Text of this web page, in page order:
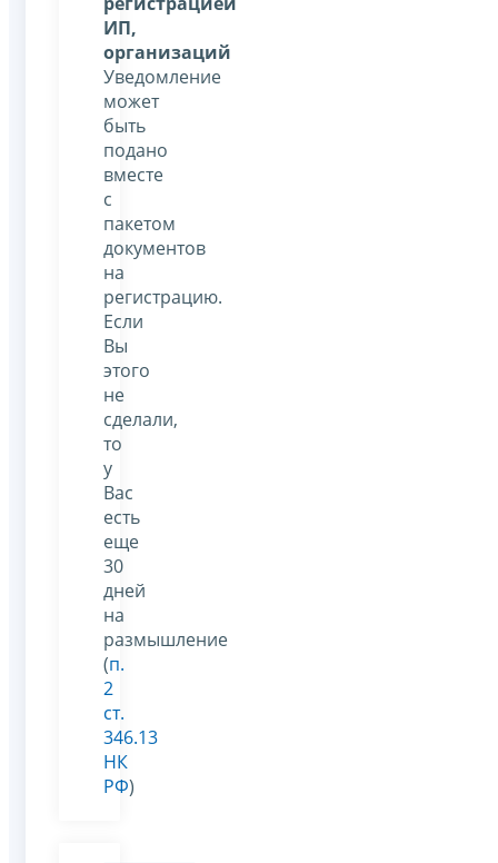
ИП,
организаций
Уведомление
может
быть
подано
вместе
с
пакетом
документов
на
регистрацию.
Если
Вы
этого
не
сделали,
то
у
Вас
есть
еще
30
дней
на
размышление
(п.
2
ст.
346.13
НК
РФ)